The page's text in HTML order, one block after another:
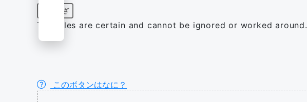
ことわざ
The rules are certain and cannot be ignored or worked around.
このボタンはなに？